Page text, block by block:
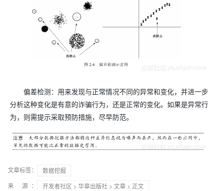
偏差检测：用来发现与正常情况不同的异常和变化，并进一步
分析这种变化是有意的诈骗行为，还是正常的变化。如果是异常行
为，则需提示采取预防措施，尽早防范。
文章标签：
数据挖掘
来 源：
开发者社区 > 华章出版社 > 文章 > 正文